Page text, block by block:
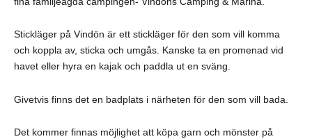
Stickläger på Vindön är ett stickläger för den som vill komma
och koppla av, sticka och umgås. Kanske ta en promenad vid
havet eller hyra en kajak och paddla ut en sväng.
Givetvis finns det en badplats i närheten för den som vill bada.
Det kommer finnas möjlighet att köpa garn och mönster på